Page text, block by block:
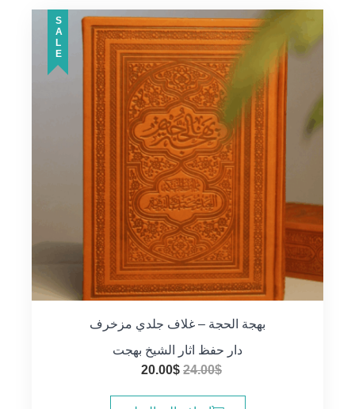
SALE
بهجة الحجة – غلاف جلدي مزخرف
دار حفظ اثار الشيخ بهجت
24.00$
السعر
20.00$